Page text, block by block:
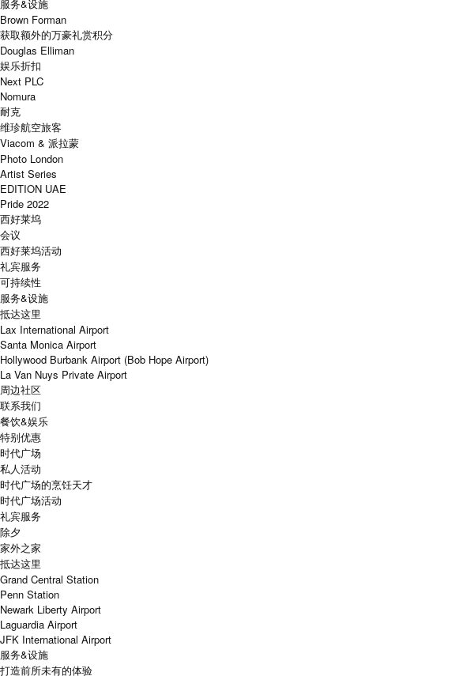
服务&设施
Brown Forman
获取额外的万豪礼赏积分
Douglas Elliman
娱乐折扣
Next PLC
Nomura
耐克
维珍航空旅客
Viacom & 派拉蒙
Photo London
Artist Series
EDITION UAE
Pride 2022
西好莱坞
会议
西好莱坞活动
礼宾服务
可持续性
服务&设施
抵达这里
Lax International Airport
Santa Monica Airport
Hollywood Burbank Airport (Bob Hope Airport)
La Van Nuys Private Airport
周边社区
联系我们
餐饮&娱乐
特别优惠
时代广场
私人活动
时代广场的烹饪天才
时代广场活动
礼宾服务
除夕
家外之家
抵达这里
Grand Central Station
Penn Station
Newark Liberty Airport
Laguardia Airport
JFK International Airport
服务&设施
打造前所未有的体验